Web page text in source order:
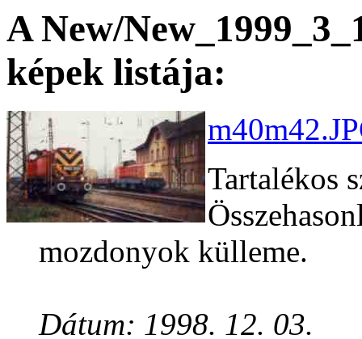
A New/
képek listája:
Tartalékos
mozdonyok külleme.
Dátum: 1998. 12. 03.